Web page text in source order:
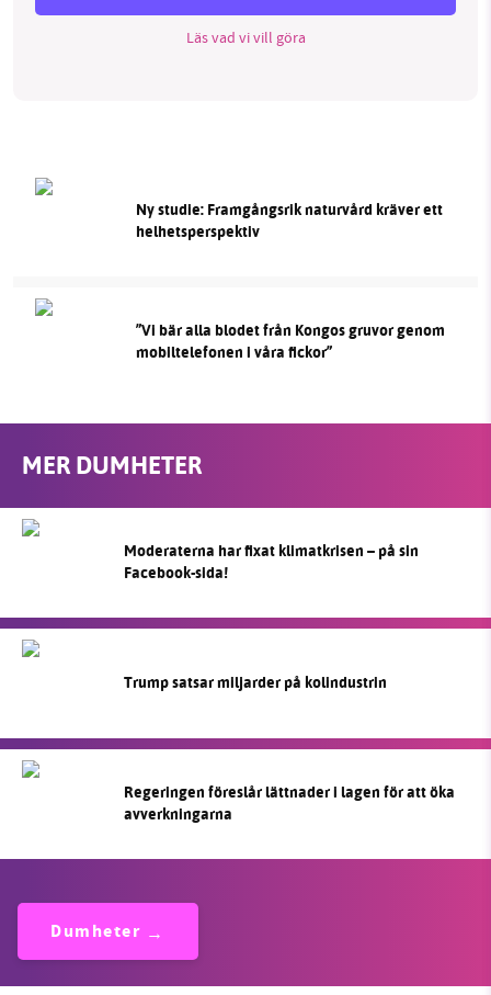
Läs vad vi vill göra
Ny studie: Framgångsrik naturvård kräver ett
helhetsperspektiv
”Vi bär alla blodet från Kongos gruvor genom
mobiltelefonen i våra fickor”
MER DUMHETER
Moderaterna har fixat klimatkrisen – på sin
Facebook-sida!
Trump satsar miljarder på kolindustrin
Regeringen föreslår lättnader i lagen för att öka
avverkningarna
Dumheter